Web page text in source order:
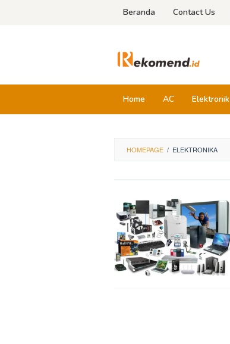
Beranda Contact Us
Home AC Elektronik
HOMEPAGE / ELEKTRONIKA